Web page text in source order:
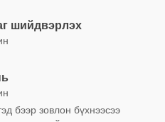
шийдвэрлэх
бээр зовлон бүхнээсээ